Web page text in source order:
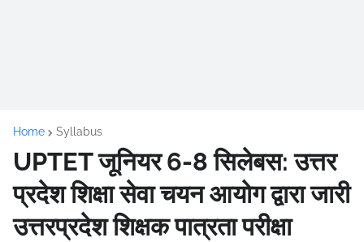
Home Syllabus
UPTET जूनियर 6-8 सिलेबस: उत्तर
प्रदेश शिक्षा सेवा चयन आयोग द्वारा जारी
उत्तरप्रदेश शिक्षक पात्रता परीक्षा